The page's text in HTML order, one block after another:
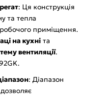
: Ця конструкція
та тепла
приміщення.
на кухні та
вентиляції.
: Діапазон
дозволяє